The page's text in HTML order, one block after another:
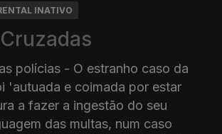
INATIVO
polícias - O estranho caso da
'autuada e coimada por estar
a fazer a ingestão do seu
das multas, num caso